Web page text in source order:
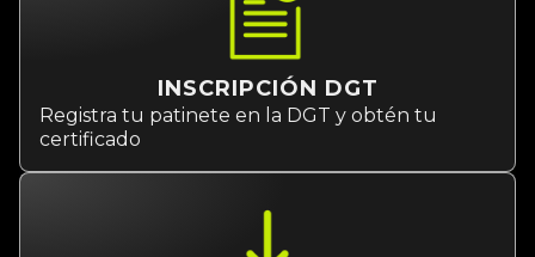
INSCRIPCIÓN DGT
Registra tu patinete en la DGT y obtén tu
certificado